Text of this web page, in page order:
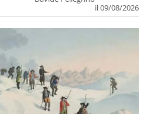
il 09/08/2026